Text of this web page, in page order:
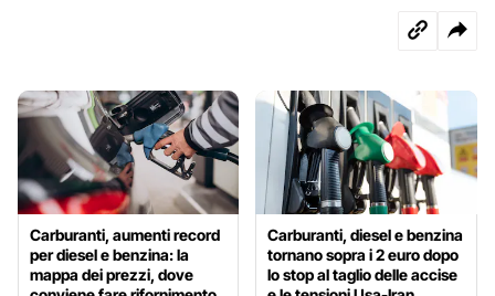
Carburanti, aumenti record
per diesel e benzina: la
mappa dei prezzi, dove
Carburanti, diesel e benzina
tornano sopra i 2 euro dopo
lo stop al taglio delle accise